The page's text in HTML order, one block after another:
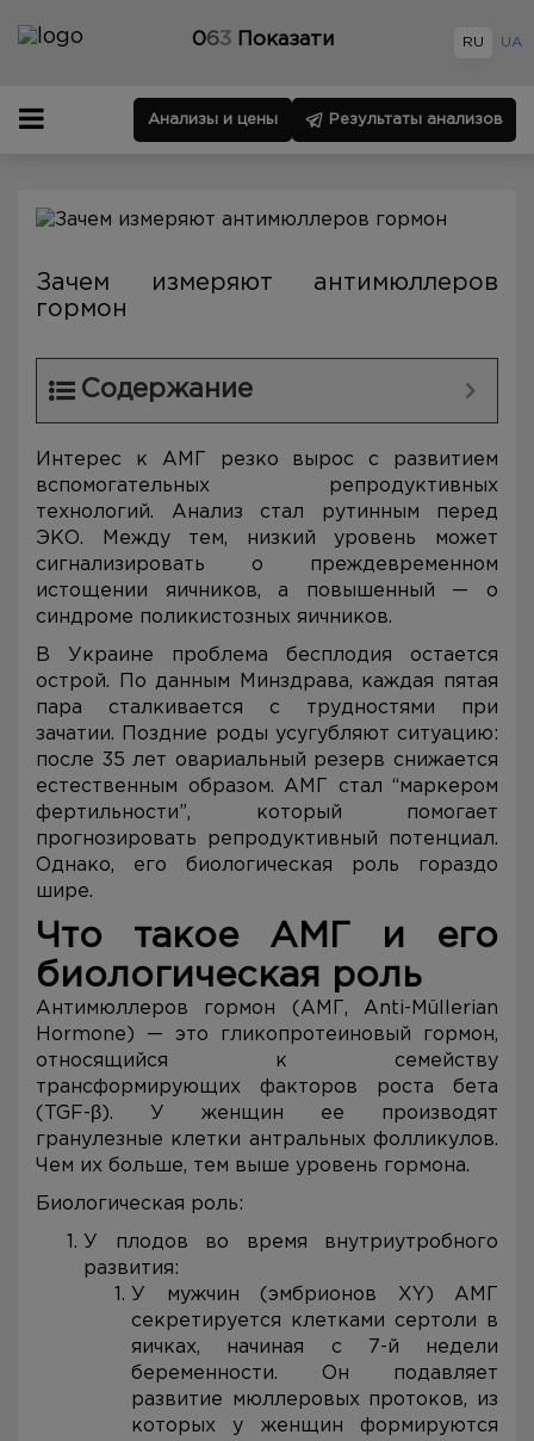
063 Показати RU UA
Анализы и цены Результаты анализов
Зачем измеряют антимюллеров
гормон
Содержание
Интерес к АМГ резко вырос с развитием
вспомогательных репродуктивных
технологий. Анализ стал рутинным перед
ЭКО. Между тем, низкий уровень может
сигнализировать о преждевременном
истощении яичников, а повышенный — о
синдроме поликистозных яичников.
В Украине проблема бесплодия остается
острой. По данным Минздрава, каждая пятая
пара сталкивается с трудностями при
зачатии. Поздние роды усугубляют ситуацию:
после 35 лет овариальный резерв снижается
естественным образом. АМГ стал “маркером
фертильности”, который помогает
прогнозировать репродуктивный потенциал.
Однако, его биологическая роль гораздо
шире.
Что такое АМГ и его
биологическая роль
Антимюллеров гормон (АМГ, Anti-Müllerian
Hormone) — это гликопротеиновый гормон,
относящийся к семейству
трансформирующих факторов роста бета
(TGF-β). У женщин ее производят
гранулезные клетки антральных фолликулов.
Чем их больше, тем выше уровень гормона.
Биологическая роль:
У плодов во время внутриутробного
развития:
У мужчин (эмбрионов XY) АМГ
секретируется клетками сертоли в
яичках, начиная с 7-й недели
беременности. Он подавляет
развитие мюллеровых протоков, из
которых у женщин формируются